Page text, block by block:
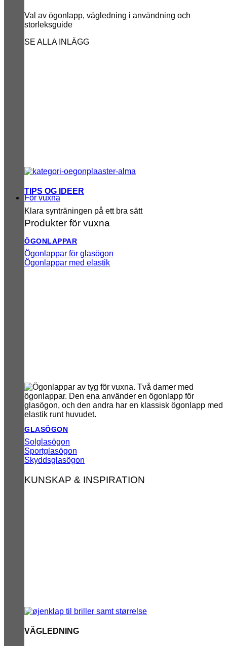
Val av ögonlapp, vägledning i användning och
storleksguide
SE ALLA INLÄGG
TIPS OG IDEER
Klara synträningen på ett bra sätt
För vuxna
Produkter för vuxna
ÖGONLAPPAR
Ögonlappar för glasögon
Ögonlappar med elastik
GLASÖGON
Solglasögon
Sportglasögon
Skyddsglasögon
KUNSKAP & INSPIRATION
VÄGLEDNING